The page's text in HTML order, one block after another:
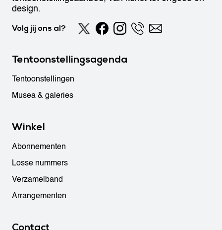
design.
Volg jij ons al?
Tentoonstellingsagenda
Tentoonstellingen
Musea & galeries
Winkel
Abonnementen
Losse nummers
Verzamelband
Arrangementen
Contact